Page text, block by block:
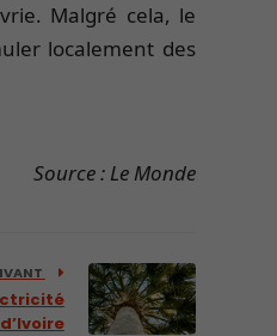
Malgré cela, le
localement des
Source : Le Monde